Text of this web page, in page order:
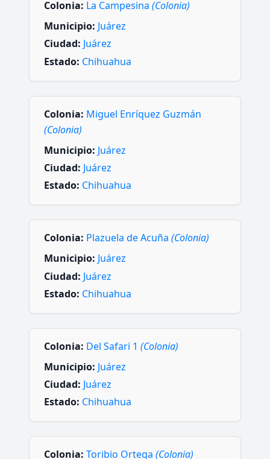
Colonia: La Campesina (Colonia)
Municipio: Juárez
Ciudad: Juárez
Estado: Chihuahua
Colonia: Miguel Enríquez Guzmán
(Colonia)
Municipio: Juárez
Ciudad: Juárez
Estado: Chihuahua
Colonia: Plazuela de Acuña (Colonia)
Municipio: Juárez
Ciudad: Juárez
Estado: Chihuahua
Colonia: Del Safari 1 (Colonia)
Municipio: Juárez
Ciudad: Juárez
Estado: Chihuahua
Colonia: Toribio Ortega (Colonia)